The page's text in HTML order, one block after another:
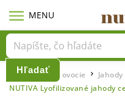
Hľadať
Domov / Lyo ovocie Jahody
NUTIVA Lyofilizované jahody